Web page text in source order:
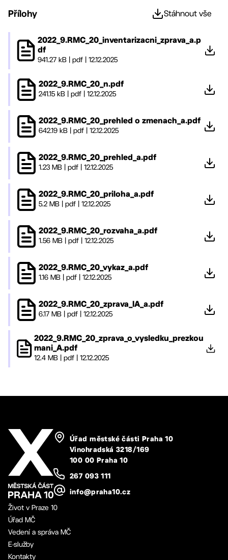
Přílohy Stáhnout vše
2022_9.RMC_20_inventarizacni_zprava_a.p
df
941.27 kB |pdf |12.12.2025
2022_9.RMC_20_n.pdf
241.15 kB pdf 12.12.2025
2022_9.RMC_20_prehled o zmenach_a.pdf
642.19 kB pdf 12.12.2025
2022_9.RMC_20_prehled_a.pdf
1.23 MB pdf 12.12.2025
2022_9.RMC_20_priloha_a.pdf
5.2 MB pdf 12.12.2025
2022_9.RMC_20_rozvaha_a.pdf
1.56 MB pdf 12.12.2025
2022_9.RMC_20_vykaz_a.pdf
1.16 MB pdf 12.12.2025
2022_9.RMC_20_zprava_IA_a.pdf
6.17 MB pdf 12.12.2025
2022_9.RMC_20_zprava_o_vysledku_prezkou
mani_A.pdf
12.4 MB| pdf| 12.12.2025
Úřad městské části Praha 10
Vinohradská 3218/169
100 00 Praha 10
267 093 111
info@praha10.cz
Život v Praze 10
Úřad MČ
Vedení a správa MČ
E-služby
Kontakty